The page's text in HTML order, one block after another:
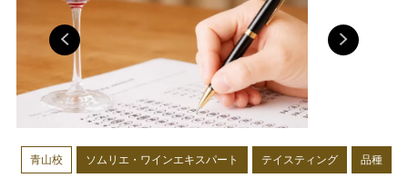
ー、SSI認定日本酒利き酒師、チーズ
プロフェッショナルなど。オフィシャ
ルホームページ：
https://sommeliershidaka.com
青山校 ソムリエ・ワインエキスパート テイスティング 品種